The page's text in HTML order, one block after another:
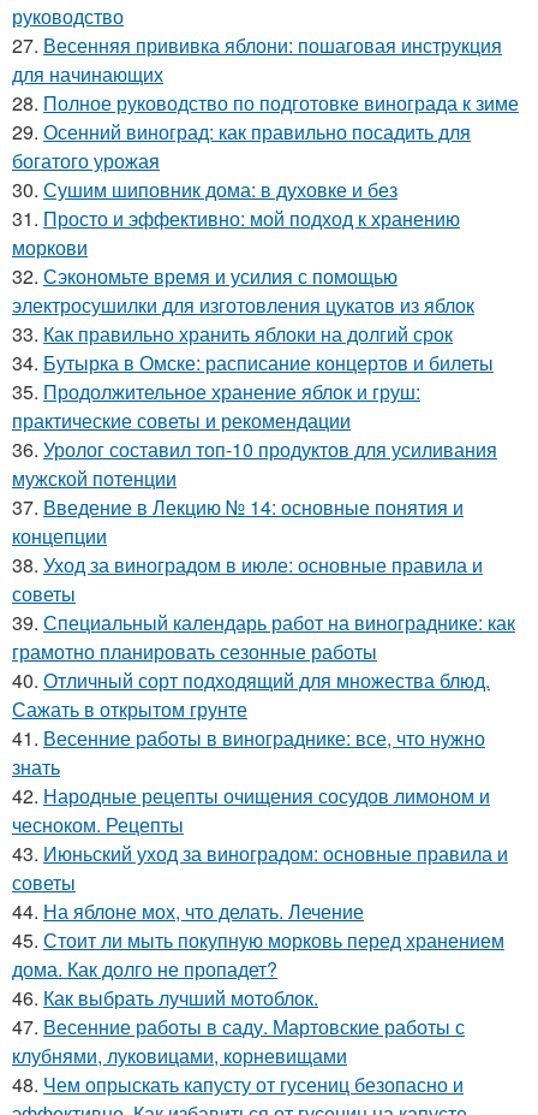
руководство
27. Весенняя прививка яблони: пошаговая инструкция
для начинающих
28. Полное руководство по подготовке винограда к зиме
29. Осенний виноград: как правильно посадить для
богатого урожая
30. Сушим шиповник дома: в духовке и без
31. Просто и эффективно: мой подход к хранению
моркови
32. Сэкономьте время и усилия с помощью
электросушилки для изготовления цукатов из яблок
33. Как правильно хранить яблоки на долгий срок
34. Бутырка в Омске: расписание концертов и билеты
35. Продолжительное хранение яблок и груш:
практические советы и рекомендации
36. Уролог составил топ-10 продуктов для усиливания
мужской потенции
37. Введение в Лекцию № 14: основные понятия и
концепции
38. Уход за виноградом в июле: основные правила и
советы
39. Специальный календарь работ на винограднике: как
грамотно планировать сезонные работы
40. Отличный сорт подходящий для множества блюд.
Сажать в открытом грунте
41. Весенние работы в винограднике: все, что нужно
знать
42. Народные рецепты очищения сосудов лимоном и
чесноком. Рецепты
43. Июньский уход за виноградом: основные правила и
советы
44. На яблоне мох, что делать. Лечение
45. Стоит ли мыть покупную морковь перед хранением
дома. Как долго не пропадет?
46. Как выбрать лучший мотоблок.
47. Весенние работы в саду. Мартовские работы с
клубнями, луковицами, корневищами
48. Чем опрыскать капусту от гусениц безопасно и